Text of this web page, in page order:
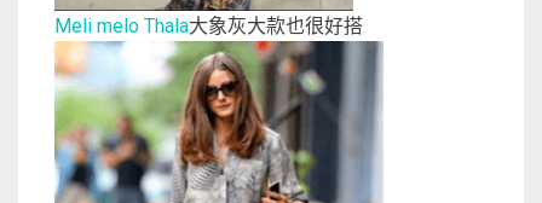
Meli melo Thala大象灰大款也很好搭